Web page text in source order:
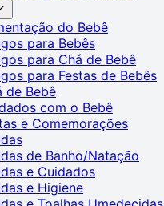
do Bebê
para Bebês
para Chá de Bebê
para Festas de Bebês
de Bebê
com o Bebê
e Comemorações
de Banho/Natação
e Cuidados
e Higiene